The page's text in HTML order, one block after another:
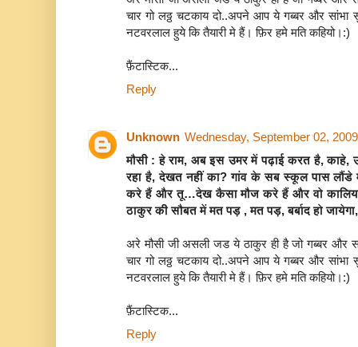
चार गो लठ्ठ चटकाय दो..अपने आप ये गब्बर और सांभा
नटवरलाल हुये कि तैयारी मे हैं। फ़िर हमे मति कहियो।:)
फ़ैंटास्टिक...
Reply
Unknown Wednesday, September 02,
मौसी : हे राम, अब इस उमर में पढ़ाई करत है, काहे,
रहा है, देखत नहीं का? गांव के सब स्कूल पास लौंडे
करे हैं और तू…देख कैसा मौज करे हैं और वो
ठाकुर की सौबत में मत पड़ , मत पड़, बर्बाद हो
अरे मौसी जी असली जड ये ठाकुर ही है जो गब्बर और
चार गो लठ्ठ चटकाय दो..अपने आप ये गब्बर और सांभा
नटवरलाल हुये कि तैयारी मे हैं। फ़िर हमे मति कहियो।:)
फ़ैंटास्टिक...
Reply